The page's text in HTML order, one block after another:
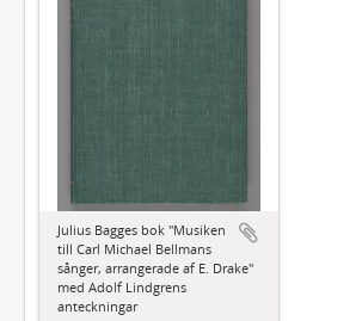
Julius Bagges bok "Musiken
till Carl Michael Bellmans
sånger, arrangerade af E. Drake"
med Adolf Lindgrens
anteckningar